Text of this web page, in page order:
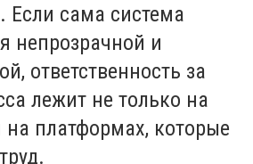
Если сама система
непрозрачной и
ответственность за
лежит не только на
на платформах, которые